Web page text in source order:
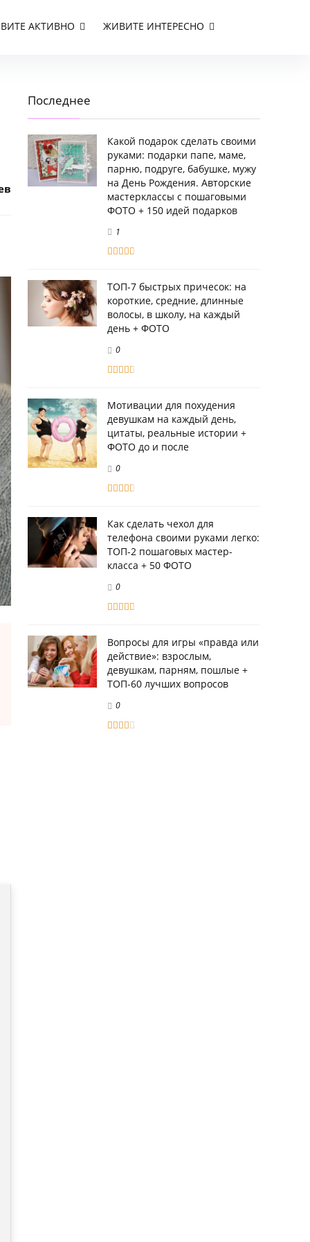
АКТИВНО ЖИВИТЕ ИНТЕРЕСНО
Последнее
Какой подарок сделать своими
руками: подарки папе, маме,
парню, подруге, бабушке, мужу
на День Рождения. Авторские
мастерклассы с пошаговыми
ФОТО + 150 идей подарков
1
ТОП-7 быстрых причесок: на
короткие, средние, длинные
волосы, в школу, на каждый
день + ФОТО
0
Мотивации для похудения
девушкам на каждый день,
цитаты, реальные истории +
ФОТО до и после
0
Как сделать чехол для
телефона своими руками легко:
ТОП-2 пошаговых мастер-
класса + 50 ФОТО
0
Вопросы для игры «правда или
действие»: взрослым,
девушкам, парням, пошлые +
ТОП-60 лучших вопросов
0